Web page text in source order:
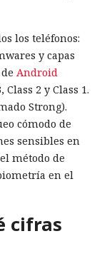
los teléfonos:
y capas
Android
2 y Class 1.
Strong).
cómodo de
sensibles en
método de
en el
cifras